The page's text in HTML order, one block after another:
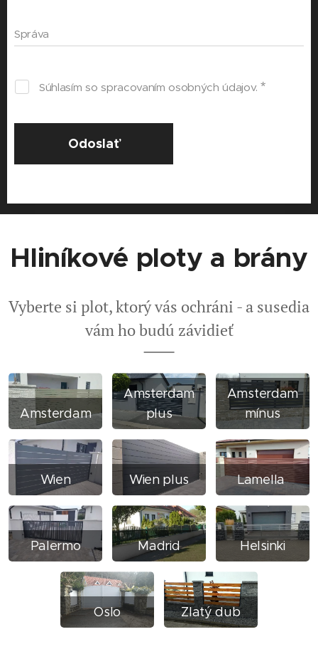
Správa
Súhlasím so spracovaním osobných údajov.
Odoslať
Hliníkové ploty a brány
Vyberte si plot, ktorý vás ochráni - a susedia
vám ho budú závidieť
Amsterdam
Amsterdam
plus
Amsterdam
mínus
Wien Wien plus Lamella
Palermo Madrid Helsinki
Oslo Zlatý dub